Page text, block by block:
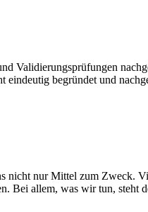
Validierungsprüfungen
begründet und
nicht nur Mittel zum Zweck.
Bei allem, was wir tun, steht